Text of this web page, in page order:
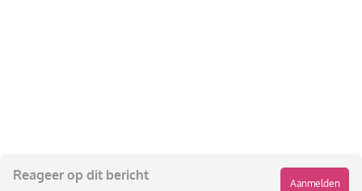
Reageer op dit bericht
Aanmelden